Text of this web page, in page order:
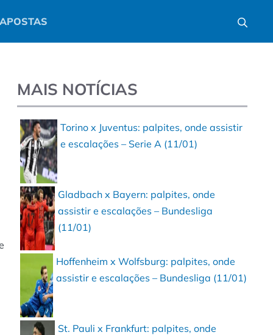
MAIS NOTÍCIAS
Torino x Juventus: palpites, onde assistir
e escalações – Serie A (11/01)
Gladbach x Bayern: palpites, onde
assistir e escalações – Bundesliga
(11/01)
Hoffenheim x Wolfsburg: palpites, onde
assistir e escalações – Bundesliga (11/01)
St. Pauli x Frankfurt: palpites, onde